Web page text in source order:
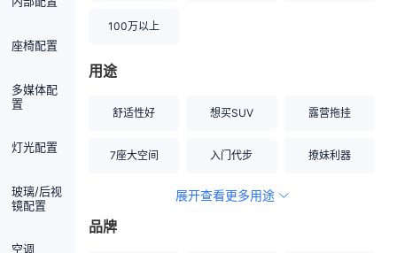
座椅配置
多媒体配
置
灯光配置
玻璃/后视
镜配置
空调
100万以上
用途
舒适性好 想买SUV 露营拖挂
7座大空间 入门代步 撩妹利器
空间宽敞
展开查看更多用途
品牌